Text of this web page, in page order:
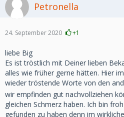
Petronella
24. September 2020 +1
liebe Big
Es ist tröstlich mit Deiner lieben
alles wie früher gerne hätten. Hier
wieder tröstende Worte von den
wir empfinden gut nachvollziehen
gleichen Schmerz haben. Ich bin
gefunden zu haben denn im